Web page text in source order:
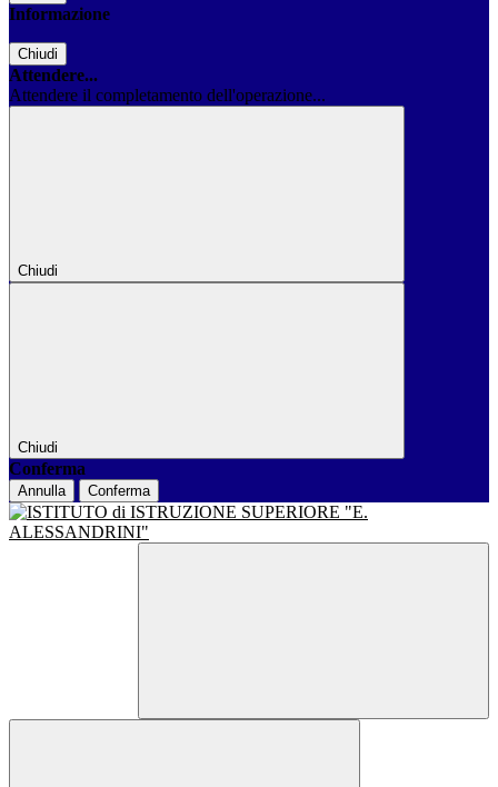
Informazione
Chiudi
Attendere...
Attendere il completamento dell'operazione...
Chiudi
Chiudi
Conferma
Annulla Conferma